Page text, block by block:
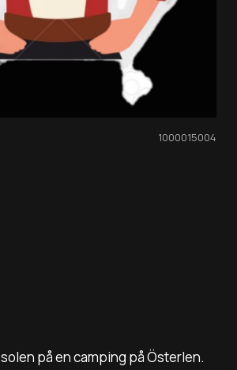
1000015004
på en camping på Österlen.